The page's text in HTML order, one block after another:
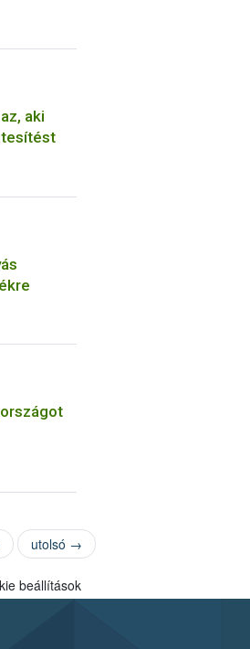
aki
utolsó →
beállítások